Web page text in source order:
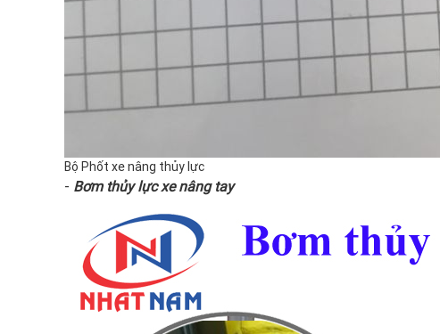
Bộ Phốt xe nâng thủy lực
- Bơm thủy lực xe nâng tay